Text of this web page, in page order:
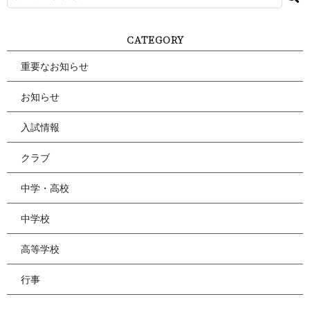
CATEGORY
重要なお知らせ
お知らせ
入試情報
クラブ
中学・高校
中学校
高等学校
行事